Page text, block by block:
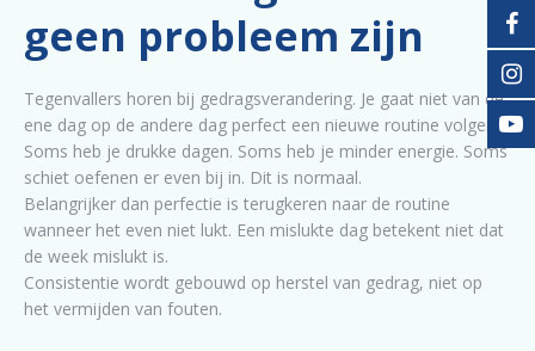
geen probleem zijn
Tegenvallers horen bij gedragsverandering. Je gaat niet van de
ene dag op de andere dag perfect een nieuwe routine volgen.
Soms heb je drukke dagen. Soms heb je minder energie. Soms
schiet oefenen er even bij in. Dit is normaal.
Belangrijker dan perfectie is terugkeren naar de routine
wanneer het even niet lukt. Een mislukte dag betekent niet dat
de week mislukt is.
Consistentie wordt gebouwd op herstel van gedrag, niet op
het vermijden van fouten.